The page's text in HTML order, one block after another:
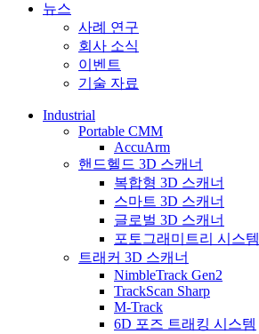
뉴스
사례 연구
회사 소식
이벤트
기술 자료
Industrial
Portable CMM
AccuArm
핸드헬드 3D 스캐너
복합형 3D 스캐너
스마트 3D 스캐너
글로벌 3D 스캐너
포토그래미트리 시스템
트래커 3D 스캐너
NimbleTrack Gen2
TrackScan Sharp
M-Track
6D 포즈 트래킹 시스템